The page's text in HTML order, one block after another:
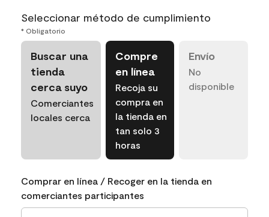
Seleccionar método de cumplimiento
* Obligatorio
Buscar una
tienda
cerca suyo
Comerciantes
locales cerca
Compre
en línea
Recoja su
compra en
la tienda en
tan solo 3
horas
Envío
No
disponible
Comprar en línea / Recoger en la tienda en
comerciantes participantes